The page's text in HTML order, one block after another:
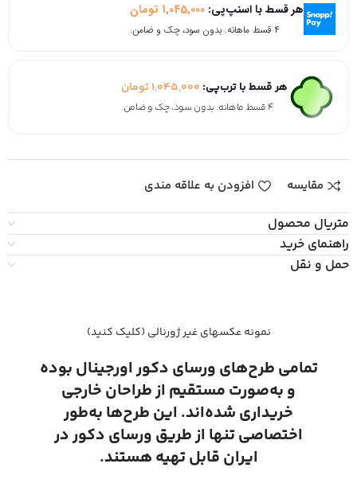
هر قسط با اسنپ‌پی:1,045,000 تومان
۴ قسط ماهانه. بدون سود، چک و ضامن.
هر قسط با ترب‌پی: 1,045,000تومان
۴ قسط ماهانه. بدون سود، چک و ضامن.
مقایسه افزودن به علاقه مندی
متریال محصول
راهنمای خرید
حمل و نقل
نمونه عکسهای غیر ژورنالی (کلیک کنید)
تمامی طرح‌های ورسای دکور اورجینال بوده
و به‌صورت مستقیم از طراحان خارجی
خریداری شده‌اند. این طرح‌ها به‌طور
اختصاصی تنها از طریق ورسای دکور در
ایران قابل تهیه هستند.